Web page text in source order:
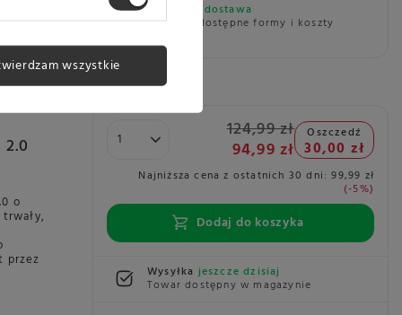
Darmowa dostawa
Sprawdź dostępne formy i koszty
o
przez
124,99 zł
94,99 zł
Oszczedź
30,00 zł
Najniższa cena z ostatnich 30 dni:99,99 zł
-5%
Dodaj do koszyka
Wysyłkajeszcze dzisiaj
Towar dostępny w magazynie
wszystkie